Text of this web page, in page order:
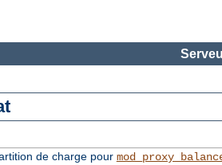
de charge pour